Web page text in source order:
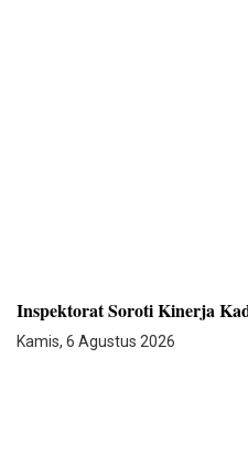
Inspektorat Soroti Kinerja
Kamis, 6 Agustus 2026